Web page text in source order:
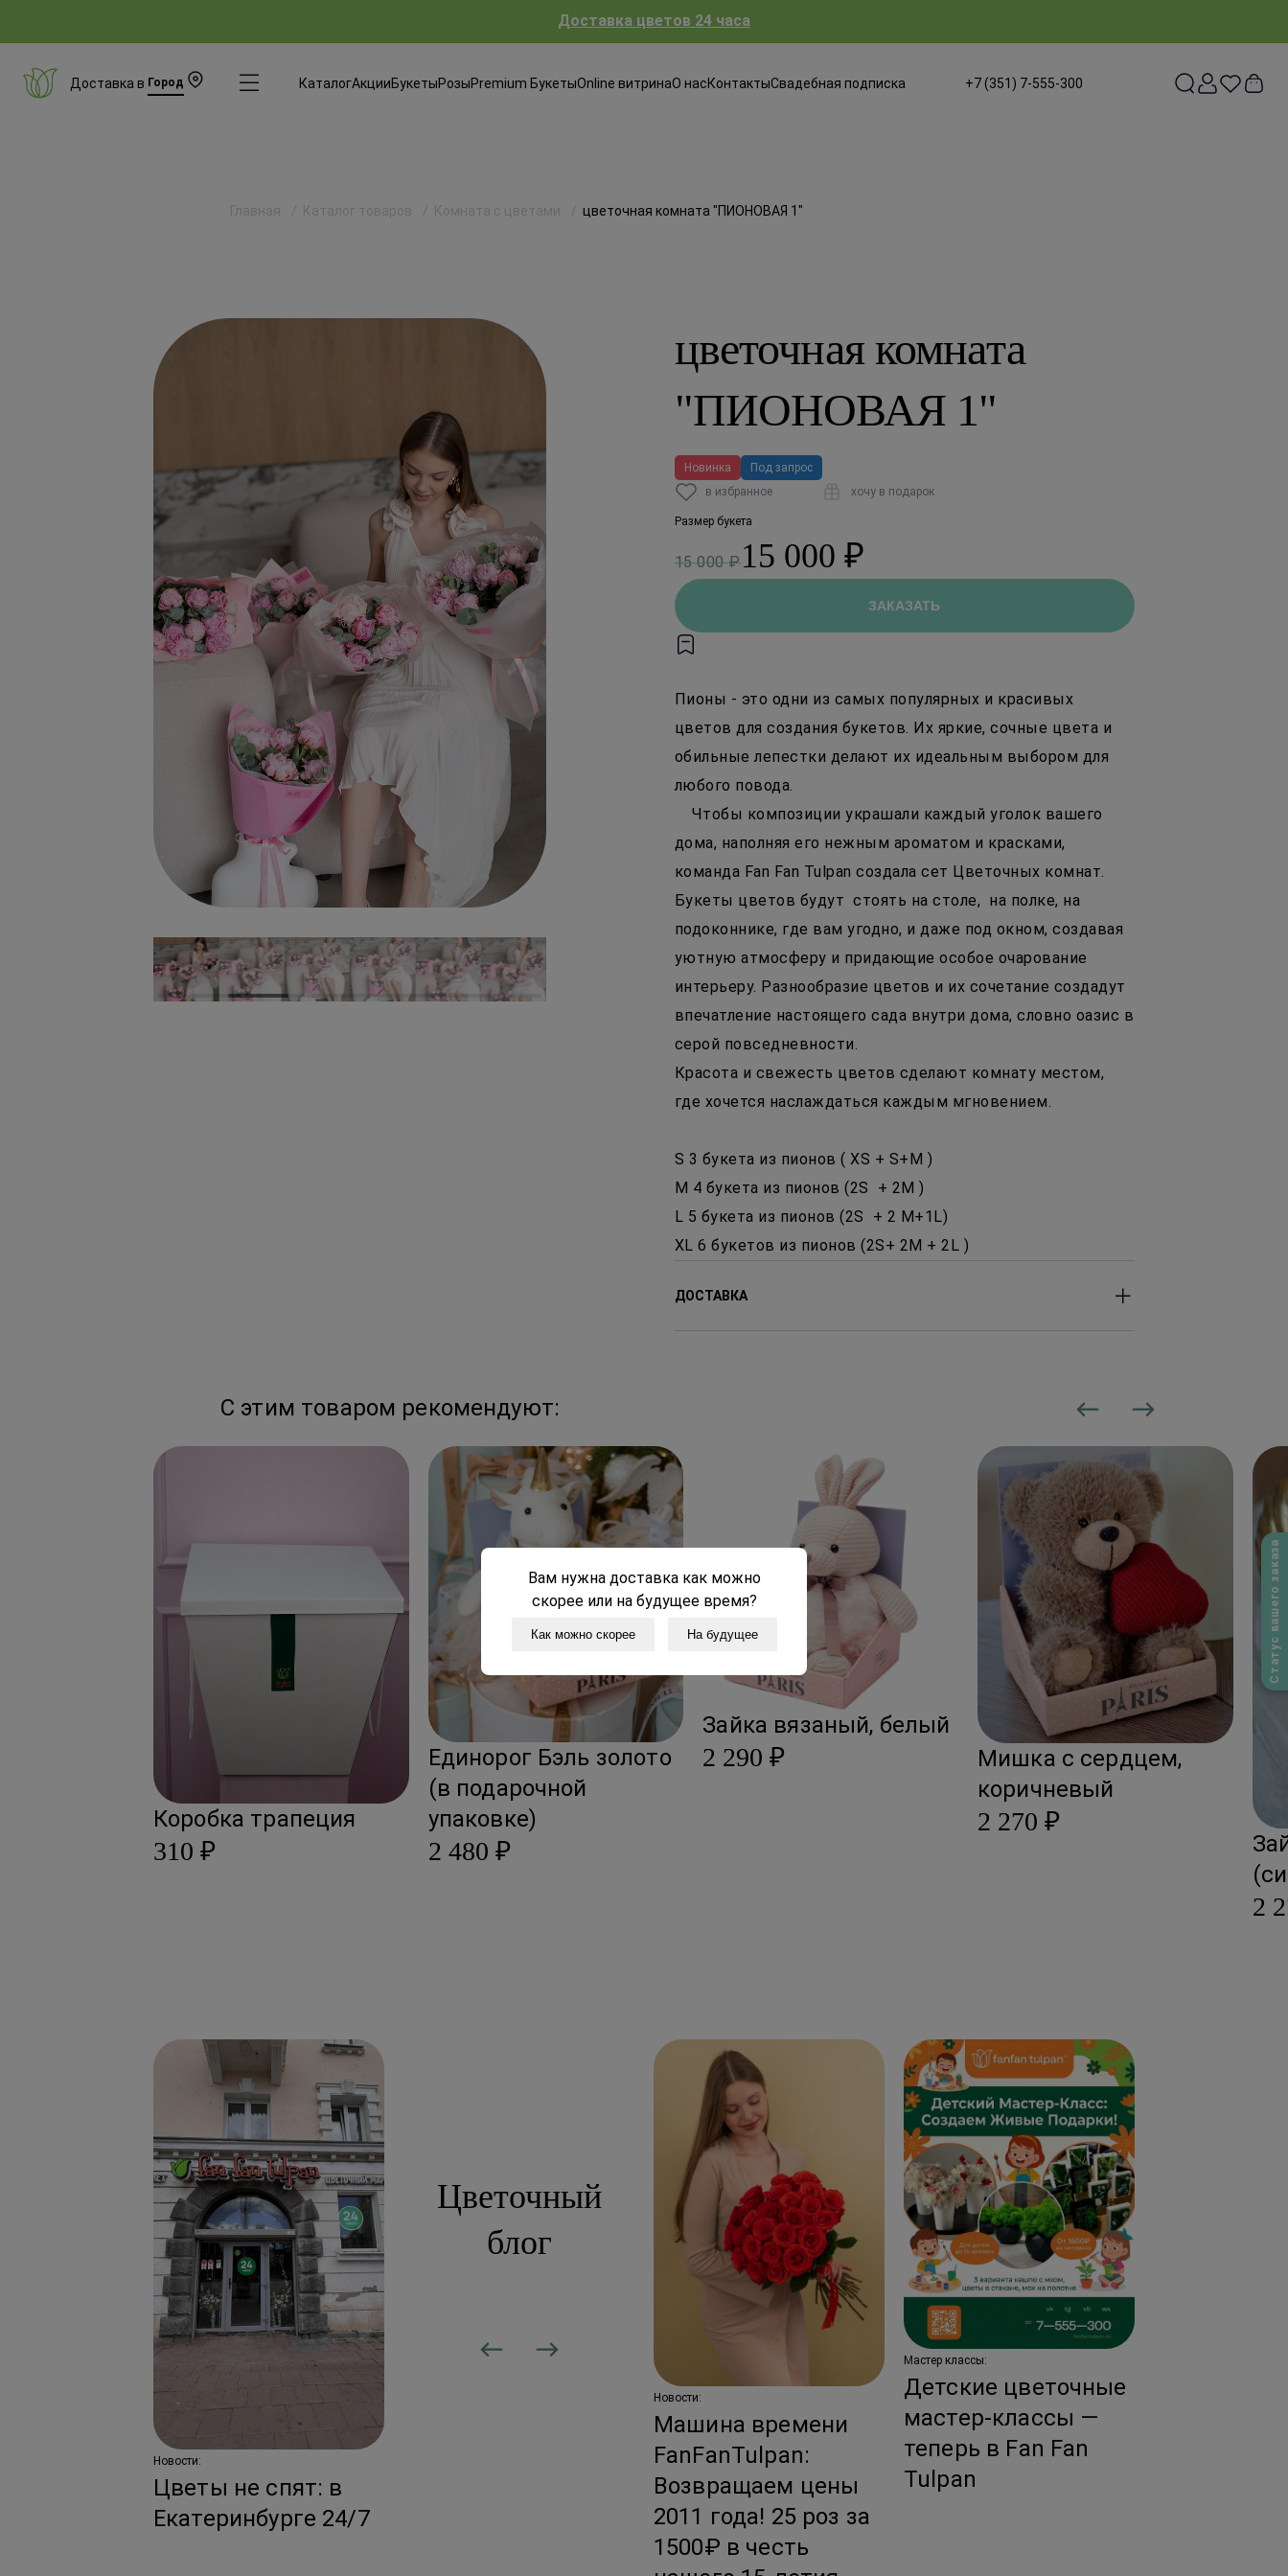
Доставка цветов 24 часа
Доставка в Город КаталогАкцииБукетыРозыPremium БукетыOnline витринаО насКонтактыСвадебная подписка +7 (351) 7-555-300
Статус вашего заказа
Главная Каталог товаров Комната с цветами цветочная комната "ПИОНОВАЯ 1"
цветочная комната
"ПИОНОВАЯ 1"
Новинка
Под запрос
в избранное
хочу в подарок
Размер букета
15 000 ₽15 000 ₽
ЗАКАЗАТЬ
Пионы - это одни из самых популярных и красивых
цветов для создания букетов. Их яркие, сочные цвета и
обильные лепестки делают их идеальным выбором для
любого повода.
Чтобы композиции украшали каждый уголок вашего
дома, наполняя его нежным ароматом и красками,
команда Fan Fan Tulpan создала сет Цветочных комнат.
Букеты цветов будут стоять на столе, на полке, на
подоконнике, где вам угодно, и даже под окном, создавая
уютную атмосферу и придающие особое очарование
интерьеру. Разнообразие цветов и их сочетание создадут
впечатление настоящего сада внутри дома, словно оазис в
серой повседневности.
Красота и свежесть цветов сделают комнату местом,
где хочется наслаждаться каждым мгновением.
S 3 букета из пионов ( XS + S+M )
M 4 букета из пионов (2S + 2M )
L 5 букета из пионов (2S + 2 M+1L)
XL 6 букетов из пионов (2S+ 2M + 2L )
ДОСТАВКА
города.
В праздничные дни сроки доставки могут увеличиваться.
С этим товаром рекомендуют:
Коробка трапеция
310 ₽
Единорог Бэль золото
(в подарочной
упаковке)
2 480 ₽
Зайка вязаный, белый
2 290 ₽
Мишка с сердцем,
коричневый
2 270 ₽
2
Новости:
Цветы не спят: в
Екатеринбурге 24/7
подписка: цветы,
Новости:
Машина времени
FanFanTulpan:
Возвращаем цены
2011 года! 25 роз за
1500₽ в честь
Мастер классы:
Детские цветочные
мастер-классы —
теперь в Fan Fan
Tulpan
Цветочный
блог
Вам нужна доставка как можно
скорее или на будущее время?
Как можно скорее На будущее